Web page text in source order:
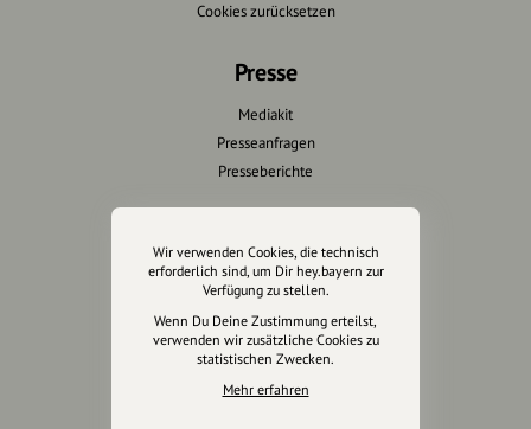
Cookies zurücksetzen
Presse
Mediakit
Presseanfragen
Presseberichte
Fotografie & mehr
Marketing
Design & Branding
Anakin Design
Wir verwenden Cookies, die technisch
erforderlich sind, um Dir hey.bayern zur
Verfügung zu stellen.
Wenn Du Deine Zustimmung erteilst,
verwenden wir zusätzliche Cookies zu
statistischen Zwecken.
Mehr erfahren